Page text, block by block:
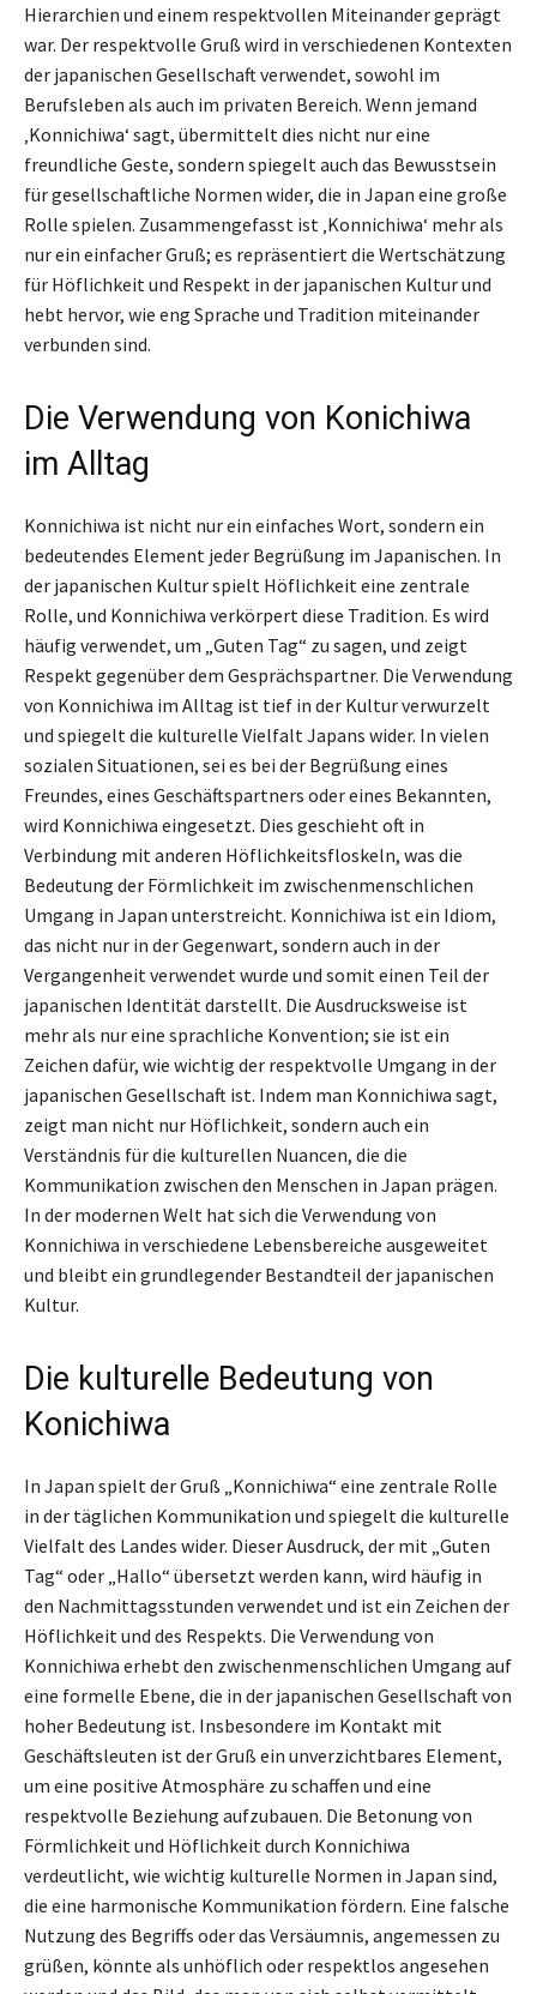
Hierarchien und einem respektvollen Miteinander geprägt
war. Der respektvolle Gruß wird in verschiedenen Kontexten
der japanischen Gesellschaft verwendet, sowohl im
Berufsleben als auch im privaten Bereich. Wenn jemand
‚Konnichiwa‘ sagt, übermittelt dies nicht nur eine
freundliche Geste, sondern spiegelt auch das Bewusstsein
für gesellschaftliche Normen wider, die in Japan eine große
Rolle spielen. Zusammengefasst ist ‚Konnichiwa‘ mehr als
nur ein einfacher Gruß; es repräsentiert die Wertschätzung
für Höflichkeit und Respekt in der japanischen Kultur und
hebt hervor, wie eng Sprache und Tradition miteinander
verbunden sind.
Die Verwendung von Konichiwa
im Alltag
Konnichiwa ist nicht nur ein einfaches Wort, sondern ein
bedeutendes Element jeder Begrüßung im Japanischen. In
der japanischen Kultur spielt Höflichkeit eine zentrale
Rolle, und Konnichiwa verkörpert diese Tradition. Es wird
häufig verwendet, um „Guten Tag“ zu sagen, und zeigt
Respekt gegenüber dem Gesprächspartner. Die Verwendung
von Konnichiwa im Alltag ist tief in der Kultur verwurzelt
und spiegelt die kulturelle Vielfalt Japans wider. In vielen
sozialen Situationen, sei es bei der Begrüßung eines
Freundes, eines Geschäftspartners oder eines Bekannten,
wird Konnichiwa eingesetzt. Dies geschieht oft in
Verbindung mit anderen Höflichkeitsfloskeln, was die
Bedeutung der Förmlichkeit im zwischenmenschlichen
Umgang in Japan unterstreicht. Konnichiwa ist ein Idiom,
das nicht nur in der Gegenwart, sondern auch in der
Vergangenheit verwendet wurde und somit einen Teil der
japanischen Identität darstellt. Die Ausdrucksweise ist
mehr als nur eine sprachliche Konvention; sie ist ein
Zeichen dafür, wie wichtig der respektvolle Umgang in der
japanischen Gesellschaft ist. Indem man Konnichiwa sagt,
zeigt man nicht nur Höflichkeit, sondern auch ein
Verständnis für die kulturellen Nuancen, die die
Kommunikation zwischen den Menschen in Japan prägen.
In der modernen Welt hat sich die Verwendung von
Konnichiwa in verschiedene Lebensbereiche ausgeweitet
und bleibt ein grundlegender Bestandteil der japanischen
Kultur.
Die kulturelle Bedeutung von
Konichiwa
In Japan spielt der Gruß „Konnichiwa“ eine zentrale Rolle
in der täglichen Kommunikation und spiegelt die kulturelle
Vielfalt des Landes wider. Dieser Ausdruck, der mit „Guten
Tag“ oder „Hallo“ übersetzt werden kann, wird häufig in
den Nachmittagsstunden verwendet und ist ein Zeichen der
Höflichkeit und des Respekts. Die Verwendung von
Konnichiwa erhebt den zwischenmenschlichen Umgang auf
eine formelle Ebene, die in der japanischen Gesellschaft von
hoher Bedeutung ist. Insbesondere im Kontakt mit
Geschäftsleuten ist der Gruß ein unverzichtbares Element,
um eine positive Atmosphäre zu schaffen und eine
respektvolle Beziehung aufzubauen. Die Betonung von
Förmlichkeit und Höflichkeit durch Konnichiwa
verdeutlicht, wie wichtig kulturelle Normen in Japan sind,
die eine harmonische Kommunikation fördern. Eine falsche
Nutzung des Begriffs oder das Versäumnis, angemessen zu
grüßen, könnte als unhöflich oder respektlos angesehen